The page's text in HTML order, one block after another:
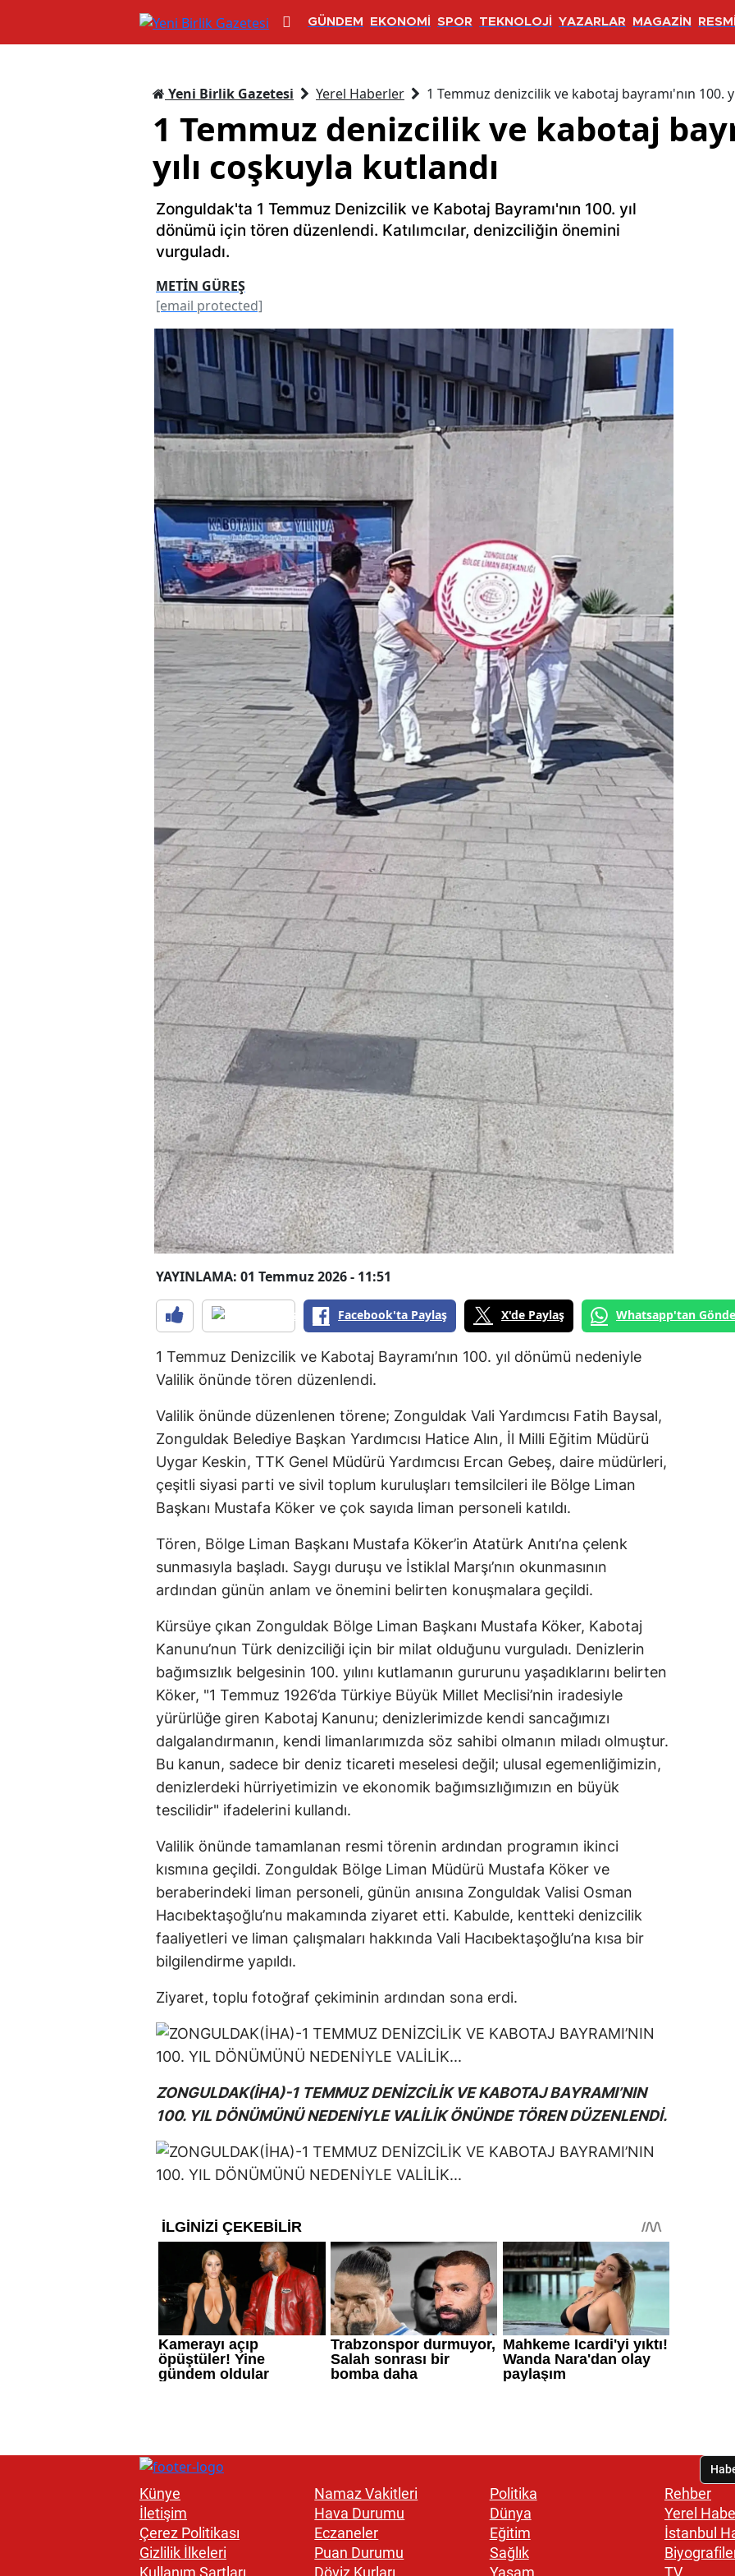
GÜNDEM EKONOMİ SPOR TEKNOLOJİ YAZARLAR MAGAZİN
Yeni Birlik Gazetesi Yerel Haberler 1 Temmuz denizcilik ve kabotaj bayramı'nın 100.
1 Temmuz denizcilik ve kabotaj
yılı coşkuyla kutlandı
Zonguldak'ta 1 Temmuz Denizcilik ve Kabotaj Bayramı'nın 100. yıl
dönümü için tören düzenlendi. Katılımcılar, denizciliğin önemini
vurguladı.
METİN GÜREŞ
[email protected]
YAYINLAMA: 01 Temmuz 2026 - 11:51
Facebook'ta Paylaş X'de Paylaş Whatsapp'tan
1 Temmuz Denizcilik ve Kabotaj Bayramı’nın 100. yıl dönümü nedeniyle
Valilik önünde tören düzenlendi.
Valilik önünde düzenlenen törene; Zonguldak Vali Yardımcısı Fatih Baysal,
Zonguldak Belediye Başkan Yardımcısı Hatice Alın, İl Milli Eğitim Müdürü
Uygar Keskin, TTK Genel Müdürü Yardımcısı Ercan Gebeş, daire müdürleri,
çeşitli siyasi parti ve sivil toplum kuruluşları temsilcileri ile Bölge Liman
Başkanı Mustafa Köker ve çok sayıda liman personeli katıldı.
Tören, Bölge Liman Başkanı Mustafa Köker’in Atatürk Anıtı’na çelenk
sunmasıyla başladı. Saygı duruşu ve İstiklal Marşı’nın okunmasının
ardından günün anlam ve önemini belirten konuşmalara geçildi.
Kürsüye çıkan Zonguldak Bölge Liman Başkanı Mustafa Köker, Kabotaj
Kanunu’nun Türk denizciliği için bir milat olduğunu vurguladı. Denizlerin
bağımsızlık belgesinin 100. yılını kutlamanın gururunu yaşadıklarını belirten
Köker, "1 Temmuz 1926’da Türkiye Büyük Millet Meclisi’nin iradesiyle
yürürlüğe giren Kabotaj Kanunu; denizlerimizde kendi sancağımızı
dalgalandırmanın, kendi limanlarımızda söz sahibi olmanın miladı olmuştur.
Bu kanun, sadece bir deniz ticareti meselesi değil; ulusal egemenliğimizin,
denizlerdeki hürriyetimizin ve ekonomik bağımsızlığımızın en büyük
tescilidir" ifadelerini kullandı.
Valilik önünde tamamlanan resmi törenin ardından programın ikinci
kısmına geçildi. Zonguldak Bölge Liman Müdürü Mustafa Köker ve
beraberindeki liman personeli, günün anısına Zonguldak Valisi Osman
Hacıbektaşoğlu’nu makamında ziyaret etti. Kabulde, kentteki denizcilik
faaliyetleri ve liman çalışmaları hakkında Vali Hacıbektaşoğlu’na kısa bir
bilgilendirme yapıldı.
Ziyaret, toplu fotoğraf çekiminin ardından sona erdi.
ZONGULDAK(İHA)-1 TEMMUZ DENİZCİLİK VE KABOTAJ BAYRAMI’NIN
100. YIL DÖNÜMÜNÜ NEDENİYLE VALİLİK ÖNÜNDE TÖREN DÜZENLENDİ.
Künye
İletişim
Çerez Politikası
Gizlilik İlkeleri
Namaz Vakitleri
Hava Durumu
Eczaneler
Puan Durumu
Politika
Dünya
Eğitim
Sağlık
Rehber
Yerel
İstanbul